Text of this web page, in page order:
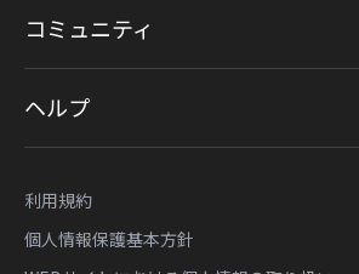
コミュニティ
ヘルプ
利用規約
個人情報保護基本方針